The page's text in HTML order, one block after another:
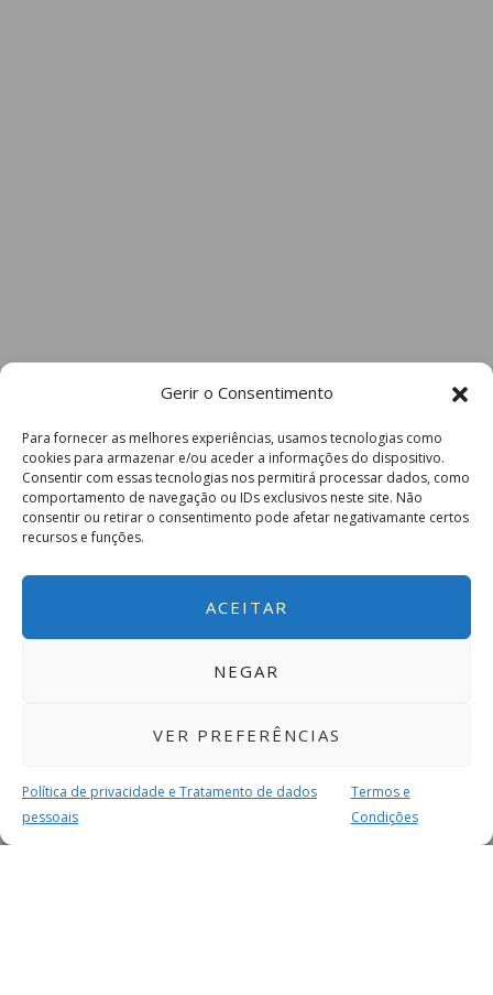
Gerir o Consentimento
Para fornecer as melhores experiências, usamos tecnologias como
cookies para armazenar e/ou aceder a informações do dispositivo.
Consentir com essas tecnologias nos permitirá processar dados, como
comportamento de navegação ou IDs exclusivos neste site. Não
consentir ou retirar o consentimento pode afetar negativamante certos
recursos e funções.
ACEITAR
NEGAR
VER PREFERÊNCIAS
Política de privacidade e Tratamento de dados
pessoais
Termos e
Condições